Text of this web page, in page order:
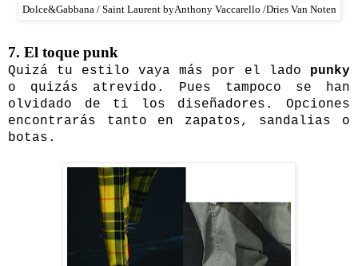
Dolce&Gabbana / Saint Laurent byAnthony Vaccarello /Dries Van Noten
7. El toque punk
Quizá tu estilo vaya más por el lado punky
o quizás atrevido. Pues tampoco se han
olvidado de ti los diseñadores. Opciones
encontrarás tanto en zapatos, sandalias o
botas.